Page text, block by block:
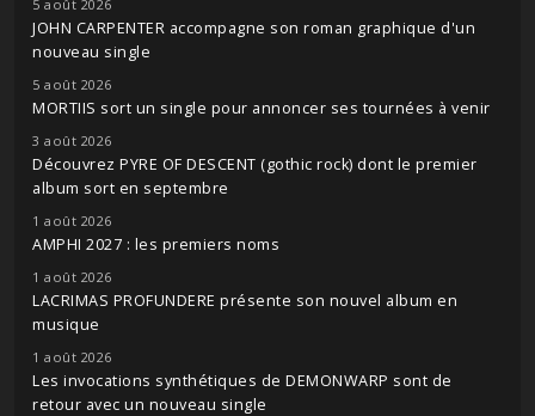
5 août 2026
JOHN CARPENTER accompagne son roman graphique d'un
nouveau single
5 août 2026
MORTIIS sort un single pour annoncer ses tournées à venir
3 août 2026
Découvrez PYRE OF DESCENT (gothic rock) dont le premier
album sort en septembre
1 août 2026
AMPHI 2027 : les premiers noms
1 août 2026
LACRIMAS PROFUNDERE présente son nouvel album en
musique
1 août 2026
Les invocations synthétiques de DEMONWARP sont de
retour avec un nouveau single